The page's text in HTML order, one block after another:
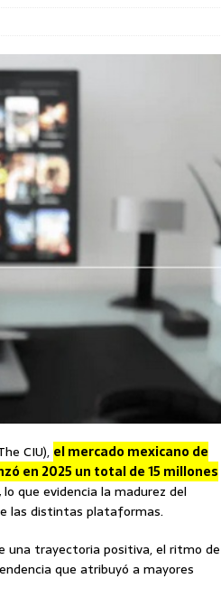
CIU), el mercado mexicano de
en 2025 un total de 15 millones
lo que evidencia la madurez del
las distintas plataformas.
una trayectoria positiva, el ritmo de
que atribuyó a mayores